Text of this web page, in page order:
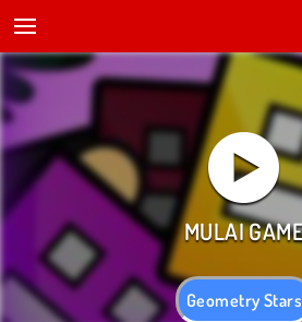
Geometry Stars